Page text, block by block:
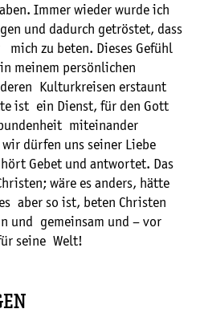
Immer wieder wurde ich
und dadurch getröstet, dass
zu beten. Dieses Gefühl
meinem persönlichen
Kulturkreisen erstaunt
ist ein Dienst, für den Gott
miteinander
dürfen uns seiner Liebe
Gebet und antwortet. Das
wäre es anders, hätte
aber so ist, beten Christen
und gemeinsam und – vor
seine Welt!